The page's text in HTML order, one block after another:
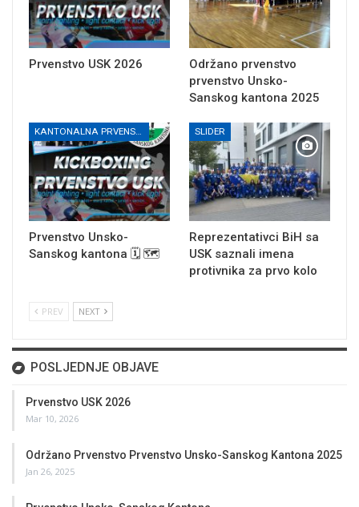
Prvenstvo USK 2026
Održano prvenstvo
prvenstvo Unsko-
Sanskog kantona 2025
Prvenstvo Unsko-
Sanskog kantona 🗓 🗺
SLIDER
Reprezentativci BiH sa
USK saznali imena
protivnika za prvo kolo
PREV NEXT
POSLJEDNJE OBJAVE
Prvenstvo USK 2026
Mar 10, 2026
Održano Prvenstvo Prvenstvo Unsko-Sanskog Kantona 2025
Jan 26, 2025